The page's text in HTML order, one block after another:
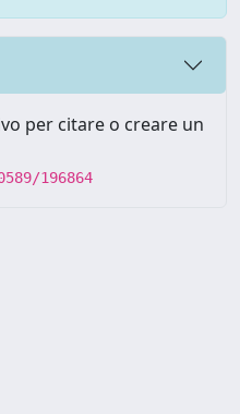
per citare o creare un
196864